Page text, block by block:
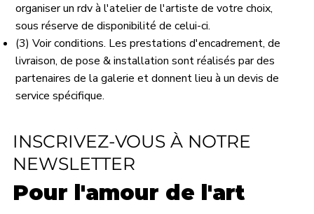
organiser un rdv à l'atelier de l'artiste de votre choix,
sous réserve de disponibilité de celui-ci.
(3) Voir conditions. Les prestations d'encadrement, de
livraison, de pose & installation sont réalisés par des
partenaires de la galerie et donnent lieu à un devis de
service spécifique.
INSCRIVEZ-VOUS À NOTRE
NEWSLETTER
Pour l'amour de l'art